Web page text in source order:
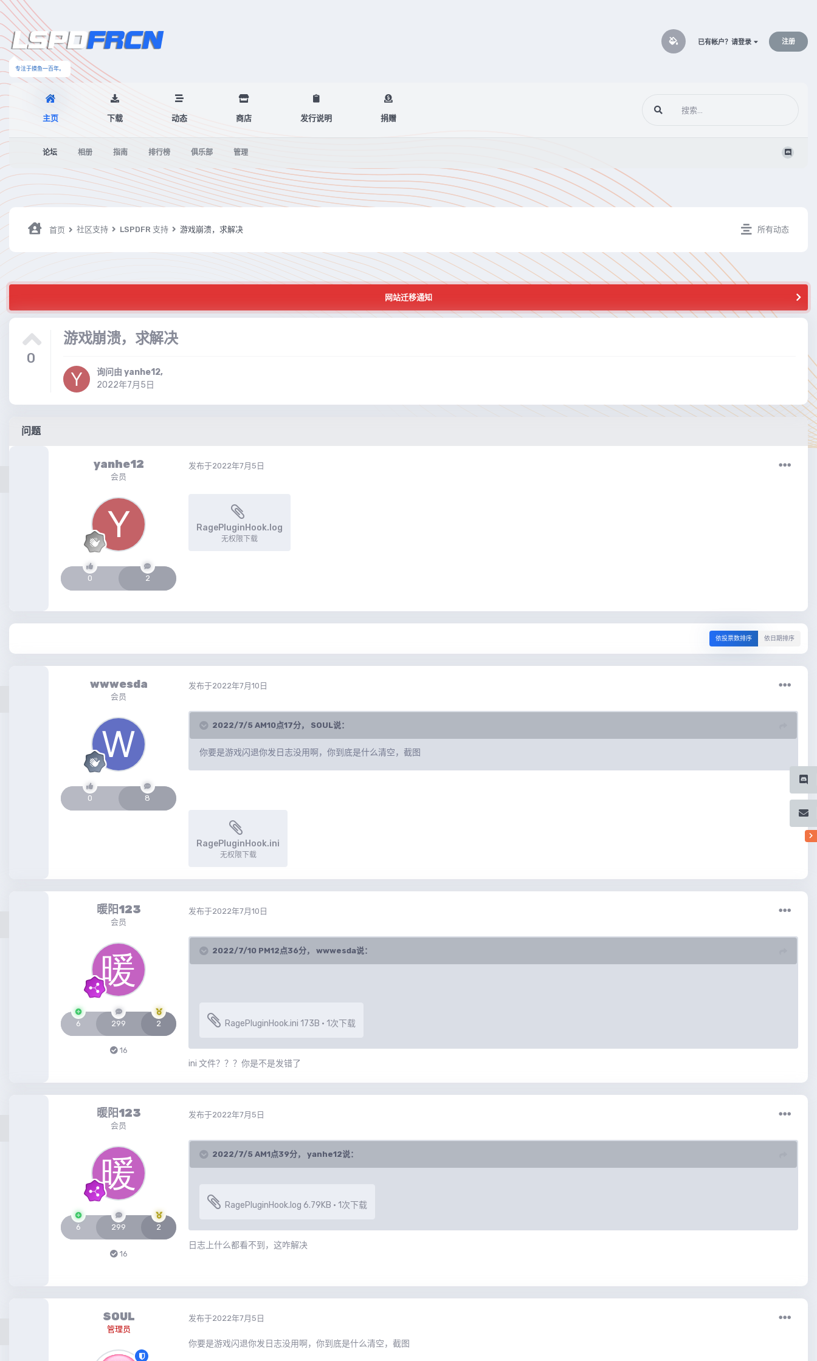
专注于摸鱼一百年。
已有帐户？请登录 注册
主页
论坛 相册 指南 排行榜 俱乐部 管理
下载 动态 商店 发行说明 捐赠
所有动态
首页 社区支持 LSPDFR 支持 游戏崩溃，求解决
网站迁移通知
0
游戏崩溃，求解决
询问由 yanhe12,
2022年7月5日
问题
yanhe12
会员
0 2
发布于2022年7月5日
RagePluginHook.log
无权限下载
依投票数排序 依日期排序
wwwesda
会员
0 8
发布于2022年7月10日
2022/7/5 AM10点17分， SOUL说：
你要是游戏闪退你发日志没用啊，你到底是什么清空，截图
RagePluginHook.ini
无权限下载
暖阳123
会员
6 299 2
16
发布于2022年7月10日
2022/7/10 PM12点36分， wwwesda说：
RagePluginHook.ini 173B · 1次下载
ini 文件？？？你是不是发错了
暖阳123
会员
6 299 2
16
发布于2022年7月5日
2022/7/5 AM1点39分， yanhe12说：
RagePluginHook.log 6.79KB · 1次下载
日志上什么都看不到，这咋解决
SOUL
管理员
发布于2022年7月5日
你要是游戏闪退你发日志没用啊，你到底是什么清空，截图